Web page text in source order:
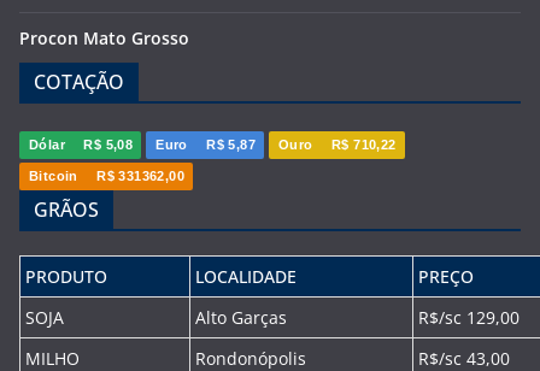
Procon Mato Grosso
COTAÇÃO
Dólar R$ 5,08 Euro R$ 5,87 Ouro R$ 710,22
Bitcoin R$ 331362,00
GRÃOS
PRODUTO LOCALIDADE
PREÇO
SOJA
Alto Garças
R$/sc 129,00
MILHO
Rondonópolis
R$/sc 43,00